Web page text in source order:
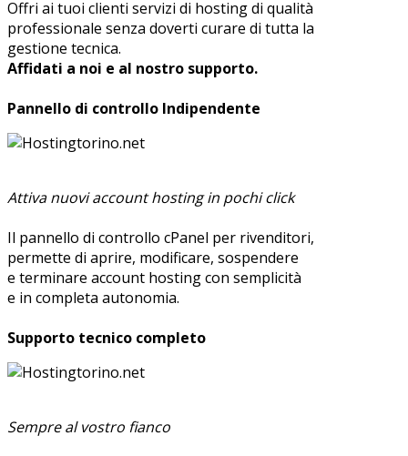
Offri ai tuoi clienti servizi di hosting di qualità
professionale senza doverti curare di tutta la
gestione tecnica.
Affidati a noi e al nostro supporto.
Pannello di controllo Indipendente
Attiva nuovi account hosting in pochi click
Il pannello di controllo cPanel per rivenditori,
permette di aprire, modificare, sospendere
e terminare account hosting con semplicità
e in completa autonomia.
Supporto tecnico completo
Sempre al vostro fianco